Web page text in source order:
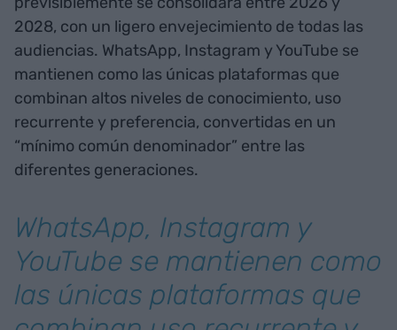
2028, con un ligero envejecimiento de todas las
audiencias. WhatsApp, Instagram y YouTube se
mantienen como las únicas plataformas que
combinan altos niveles de conocimiento, uso
recurrente y preferencia, convertidas en un
“mínimo común denominador” entre las
diferentes generaciones.
WhatsApp, Instagram y
YouTube se mantienen como
las únicas plataformas que